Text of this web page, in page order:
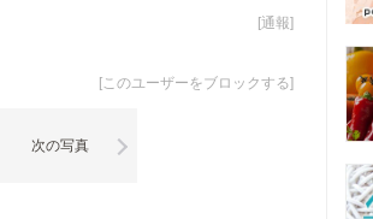
[通報]
[このユーザーをブロックする]
次の写真